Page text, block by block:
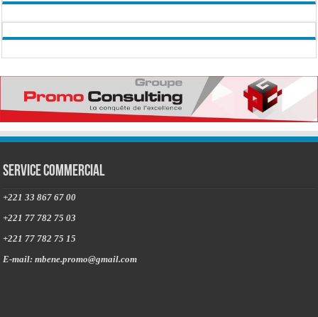
Service commercial
+221 33 867 67 00
+221 77 782 75 03
+221 77 782 75 15
E-mail: mbene.promo@gmail.com